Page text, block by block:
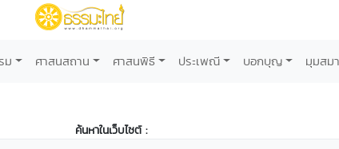
ม ศาสนสถาน ศาสนพิธี ประเพณี บอกบุญ มุมสม
ค้นหาในเว็บไซต์ :